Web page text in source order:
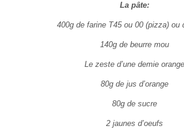
La pâte:
400g de farine T45 ou 00 (pizza) ou
140g de beurre mou
Le zeste d’une demie orange
80g de jus d’orange
80g de sucre
2 jaunes d’oeufs